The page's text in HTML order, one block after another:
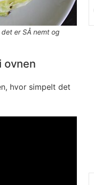
er SÅ nemt og
ovnen
hvor simpelt det